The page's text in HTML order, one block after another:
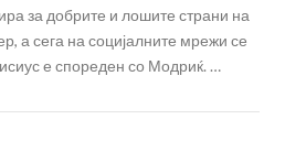
за добрите и лошите страни на
а сега на социјалните мрежи се
е спореден со Модриќ. …